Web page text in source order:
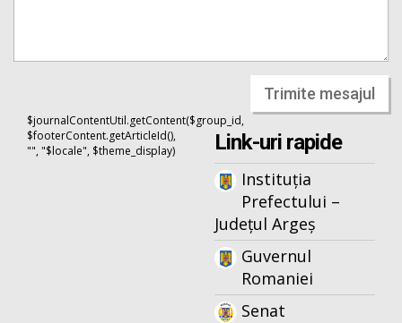
Trimite mesajul
$journalContentUtil.getContent($group_id,
$footerContent.getArticleId(),
"", "$locale", $theme_display)
Link-uri rapide
Instituția
Prefectului –
Județul Argeș
Guvernul
Romaniei
Senat